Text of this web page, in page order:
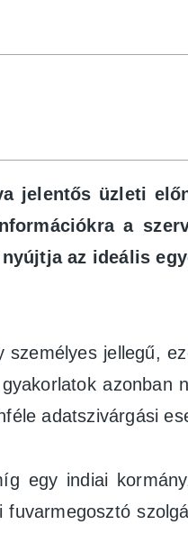
jelentős üzleti
a
az ideális
jellegű,
azonban
adatszivárgási
egy indiai